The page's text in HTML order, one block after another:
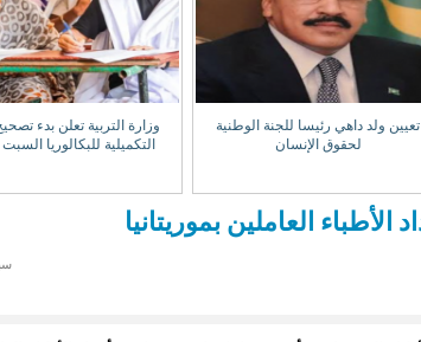
تعيين ولد داهي رئيسا للجنة الوطنية
لحقوق الإنسان
وزارة التربية تعلن بدء
التكميلية للبكالوريا
سبت, 30/